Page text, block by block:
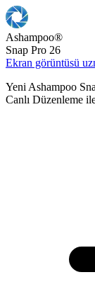
Ashampoo®
Snap Pro 26
Ekran görüntüsü
Yeni Ashampoo
Canlı Düzenleme